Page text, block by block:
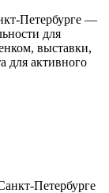
Петербурге —
для
выставки,
для активного
Петербурге